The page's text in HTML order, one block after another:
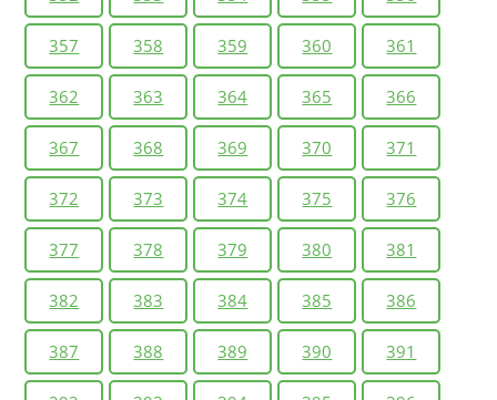
357 358 359 360 361
362 363 364 365 366
367 368 369 370 371
372 373 374 375 376
377 378 379 380 381
382 383 384 385 386
387 388 389 390 391